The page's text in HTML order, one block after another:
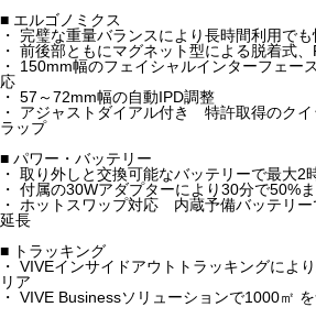
■ エルゴノミクス
・ 完璧な重量バランスにより長時間利用でも
・ 前後部ともにマグネット型による脱着式
・ 150mm幅のフェイシャルインターフェー
応
・ 57～72mm幅の自動IPD調整
・ アジャストダイアル付き 特許取得のクイ
ラップ
■ パワー・バッテリー
・ 取り外しと交換可能なバッテリーで最大2
・ 付属の30Wアダプターにより30分で50%
・ ホットスワップ対応 内蔵予備バッテリ
延長
■ トラッキング
・ VIVEインサイドアウトトラッキングによ
リア
・ VIVE Businessソリューションで1000㎡